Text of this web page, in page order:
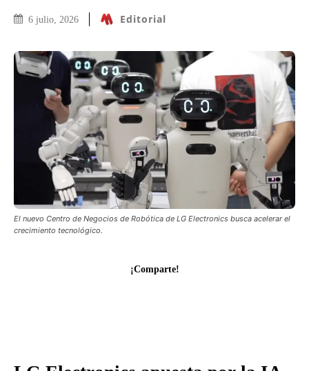
6 julio, 2026 Editorial
El nuevo Centro de Negocios de Robótica de LG Electronics busca acelerar el
crecimiento tecnológico.
¡Comparte!